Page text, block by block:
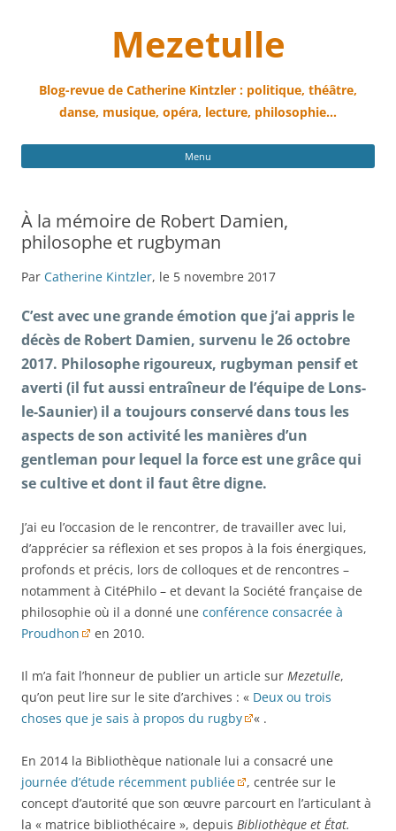
Mezetulle
Blog-revue de Catherine Kintzler : politique, théâtre,
danse, musique, opéra, lecture, philosophie…
Menu
À la mémoire de Robert Damien,
philosophe et rugbyman
Par Catherine Kintzler, le 5 novembre 2017
C’est avec une grande émotion que j’ai appris le
décès de Robert Damien, survenu le 26 octobre
2017. Philosophe rigoureux, rugbyman pensif et
averti (il fut aussi entraîneur de l’équipe de Lons-
le-Saunier) il a toujours conservé dans tous les
aspects de son activité les manières d’un
gentleman pour lequel la force est une grâce qui
se cultive et dont il faut être digne.
J’ai eu l’occasion de le rencontrer, de travailler avec lui,
d’apprécier sa réflexion et ses propos à la fois énergiques,
profonds et précis, lors de colloques et de rencontres –
notamment à CitéPhilo – et devant la Société française de
philosophie où il a donné une conférence consacrée à
Proudhon
en 2010.
Il m’a fait l’honneur de publier un article sur Mezetulle,
qu’on peut lire sur le site d’archives : « Deux ou trois
choses que je sais à propos du rugby
« .
En 2014 la Bibliothèque nationale lui a consacré une
journée d’étude récemment publiée
, centrée sur le
concept d’autorité que son œuvre parcourt en l’articulant à
la « matrice bibliothécaire », depuis Bibliothèque et État.